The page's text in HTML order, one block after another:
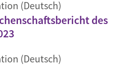
(Deutsch)
des
(Deutsch)